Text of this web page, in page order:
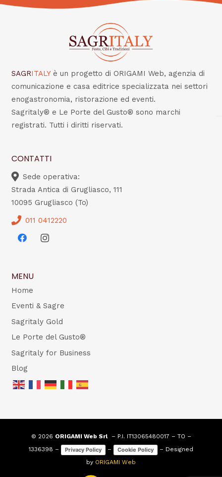
SAGRITALY è un progetto di ORIGAMI Web, agenzia di
comunicazione e casa editrice specializzata nei settori
enogastronomia, ristorazione ed eventi.
Sagritaly® e Le Porte del Gusto® sono marchi
registrati. Tutti i diritti riservati.
CONTATTI
Sede operativa:
Strada Antica di Grugliasco, 111
10095 Grugliasco (To)
011 0412220
MENU
Home
Eventi & Sagre
Sagritaly Gold
Le Porte del Gusto®
Sagritaly for Business
Blog
© 2026 ORIGAMI Web Srl– P.I. IT13065480017 – TO –
1336398 –
Privacy Policy – Cookie Policy
– Designed
by ORIGAMI Web